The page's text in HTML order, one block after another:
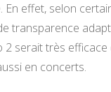
En effet, selon
transparence
2 serait très efficace
en concerts.